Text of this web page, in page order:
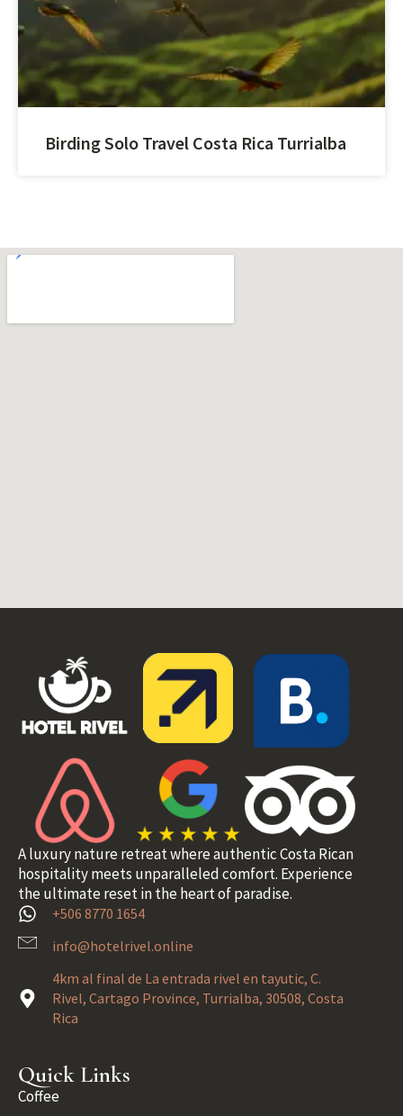
Birding Solo Travel Costa Rica Turrialba
A luxury nature retreat where authentic Costa Rican
hospitality meets unparalleled comfort. Experience
the ultimate reset in the heart of paradise.
+506 8770 1654
info@hotelrivel.online
4km al final de La entrada rivel en tayutic, C.
Rivel, Cartago Province, Turrialba, 30508, Costa
Rica
Quick Links
Coffee